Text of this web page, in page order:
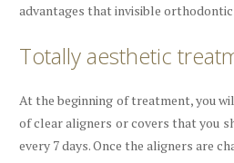
advantages that invisible
Totally aesthetic
At the beginning of treatment, you
of clear aligners or covers that you
every 7 days. Once the aligners are